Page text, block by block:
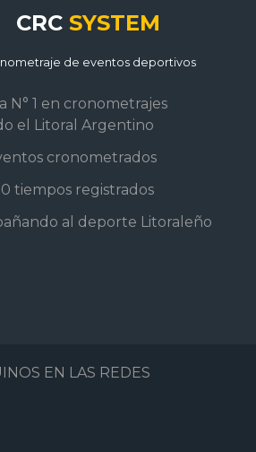
CRC SYSTEM
de eventos deportivos
N° 1 en cronometrajes
el Litoral Argentino
cronometrados
tiempos registrados
al deporte Litoraleño
EN LAS REDES